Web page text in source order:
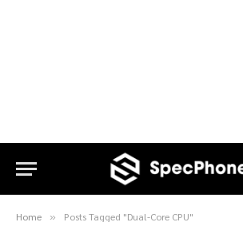
Home » Posts Tagged "Dual-Core CPU"